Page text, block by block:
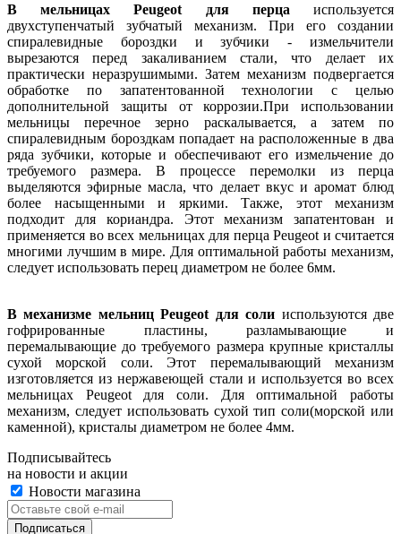
В мельницах Peugeot для перца используется
двухступенчатый зубчатый механизм. При его создании
спиралевидные бороздки и зубчики - измельчители
вырезаются перед закаливанием стали, что делает их
практически неразрушимыми. Затем механизм подвергается
обработке по запатентованной технологии с целью
дополнительной защиты от коррозии.При использовании
мельницы перечное зерно раскалывается, а затем по
спиралевидным бороздкам попадает на расположенные в два
ряда зубчики, которые и обеспечивают его измельчение до
требуемого размера. В процессе перемолки из перца
выделяются эфирные масла, что делает вкус и аромат блюд
более насыщенными и яркими. Также, этот механизм
подходит для кориандра. Этот механизм запатентован и
применяется во всех мельницах для перца Peugeot и считается
многими лучшим в мире. Для оптимальной работы механизм,
следует использовать перец диаметром не более 6мм.
В механизме мельниц Peugeot для соли используются две
гофрированные пластины, разламывающие и
перемалывающие до требуемого размера крупные кристаллы
сухой морской соли. Этот перемалывающий механизм
изготовляется из нержавеющей стали и используется во всех
мельницах Peugeot для соли. Для оптимальной работы
механизм, следует использовать сухой тип соли(морской или
каменной), кристалы диаметром не более 4мм.
Подписывайтесь
на новости и акции
Новости магазина